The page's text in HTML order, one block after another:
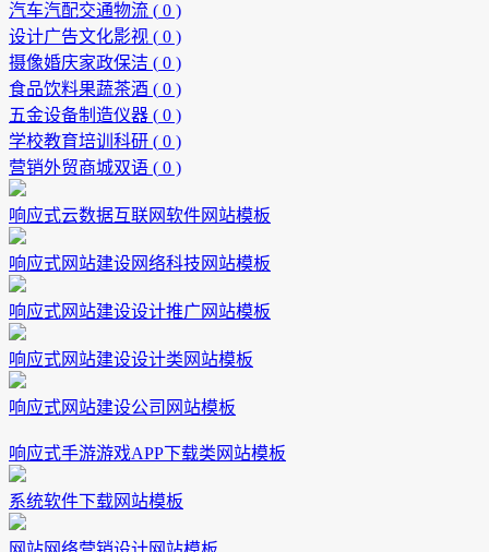
汽车汽配交通物流 ( 0 )
设计广告文化影视 ( 0 )
摄像婚庆家政保洁 ( 0 )
食品饮料果蔬茶酒 ( 0 )
五金设备制造仪器 ( 0 )
学校教育培训科研 ( 0 )
营销外贸商城双语 ( 0 )
响应式云数据互联网软件网站模板
响应式网站建设网络科技网站模板
响应式网站建设设计推广网站模板
响应式网站建设设计类网站模板
响应式网站建设公司网站模板
响应式手游游戏APP下载类网站模板
系统软件下载网站模板